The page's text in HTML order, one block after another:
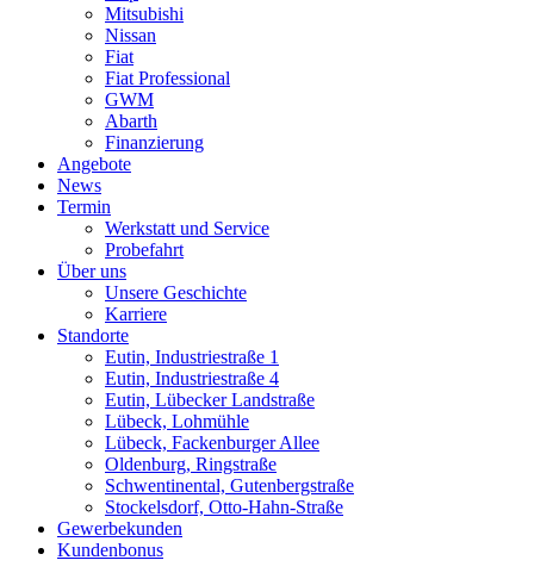
Mitsubishi
Nissan
Fiat
Fiat Professional
GWM
Abarth
Finanzierung
Angebote
News
Termin
Werkstatt und Service
Probefahrt
Über uns
Unsere Geschichte
Karriere
Standorte
Eutin, Industriestraße 1
Eutin, Industriestraße 4
Eutin, Lübecker Landstraße
Lübeck, Lohmühle
Lübeck, Fackenburger Allee
Oldenburg, Ringstraße
Schwentinental, Gutenbergstraße
Stockelsdorf, Otto-Hahn-Straße
Gewerbekunden
Kundenbonus